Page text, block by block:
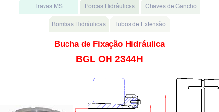
Bucha de Fixação Hidráulica
BGL OH 2344H